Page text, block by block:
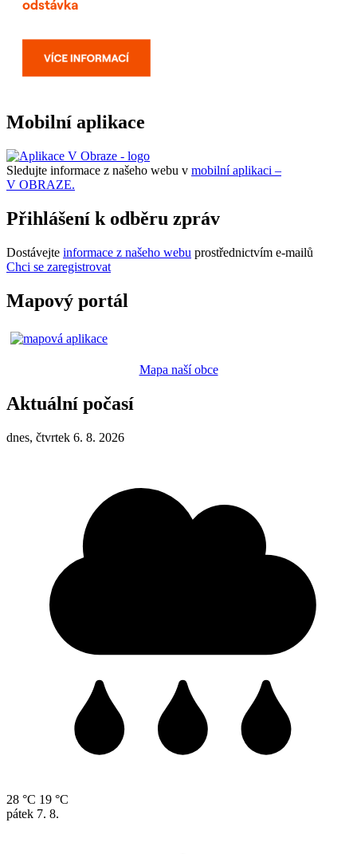
Mobilní aplikace
Sledujte informace z našeho webu v mobilní aplikaci –
V OBRAZE.
Přihlášení k odběru zpráv
Dostávejte informace z našeho webu prostřednictvím e-mailů
Chci se zaregistrovat
Mapový portál
Mapa naší obce
Aktuální počasí
dnes, čtvrtek 6. 8. 2026
28 °C 19 °C
pátek 7. 8.